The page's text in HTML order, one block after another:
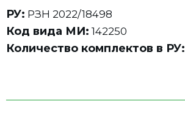
РУ: РЗН 2022/18498
Код вида МИ: 142250
Количество комплектов в РУ: